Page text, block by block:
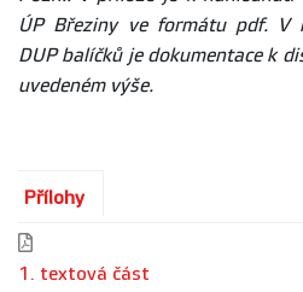
ÚP Březiny ve formátu pdf. V
DUP balíčků je dokumentace k
uvedeném výše.
Přílohy
1. textová část